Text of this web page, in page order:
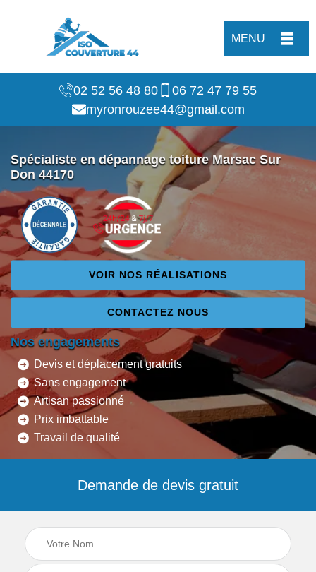
MENU
02 52 56 48 80
06 72 47 79 55
myronrouzee44@gmail.com
Spécialiste en dépannage toiture Marsac Sur
Don 44170
VOIR NOS RÉALISATIONS
CONTACTEZ NOUS
Nos engagements
Devis et déplacement gratuits
Sans engagement
Artisan passionné
Prix imbattable
Travail de qualité
Demande de devis gratuit